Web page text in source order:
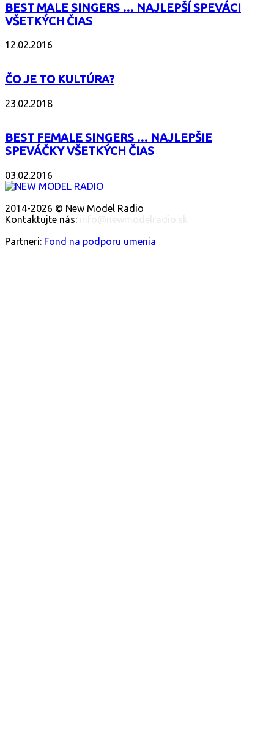
BEST MALE SINGERS … NAJLEPŠÍ SPEVÁCI
VŠETKÝCH ČIAS
12.02.2016
ČO JE TO KULTÚRA?
23.02.2018
BEST FEMALE SINGERS … NAJLEPŠIE
SPEVÁČKY VŠETKÝCH ČIAS
03.02.2016
2014-2026 © New Model Radio
Kontaktujte nás:
Partneri: Fond na podporu umenia